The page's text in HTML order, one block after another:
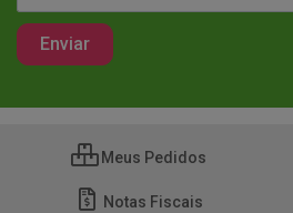
Meus Pedidos
Notas Fiscais